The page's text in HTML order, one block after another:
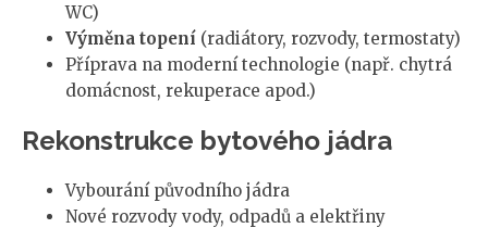
WC)
Výměna topení (radiátory, rozvody, termostaty)
Příprava na moderní technologie (např. chytrá
domácnost, rekuperace apod.)
Rekonstrukce bytového jádra
Vybourání původního jádra
Nové rozvody vody, odpadů a elektřiny